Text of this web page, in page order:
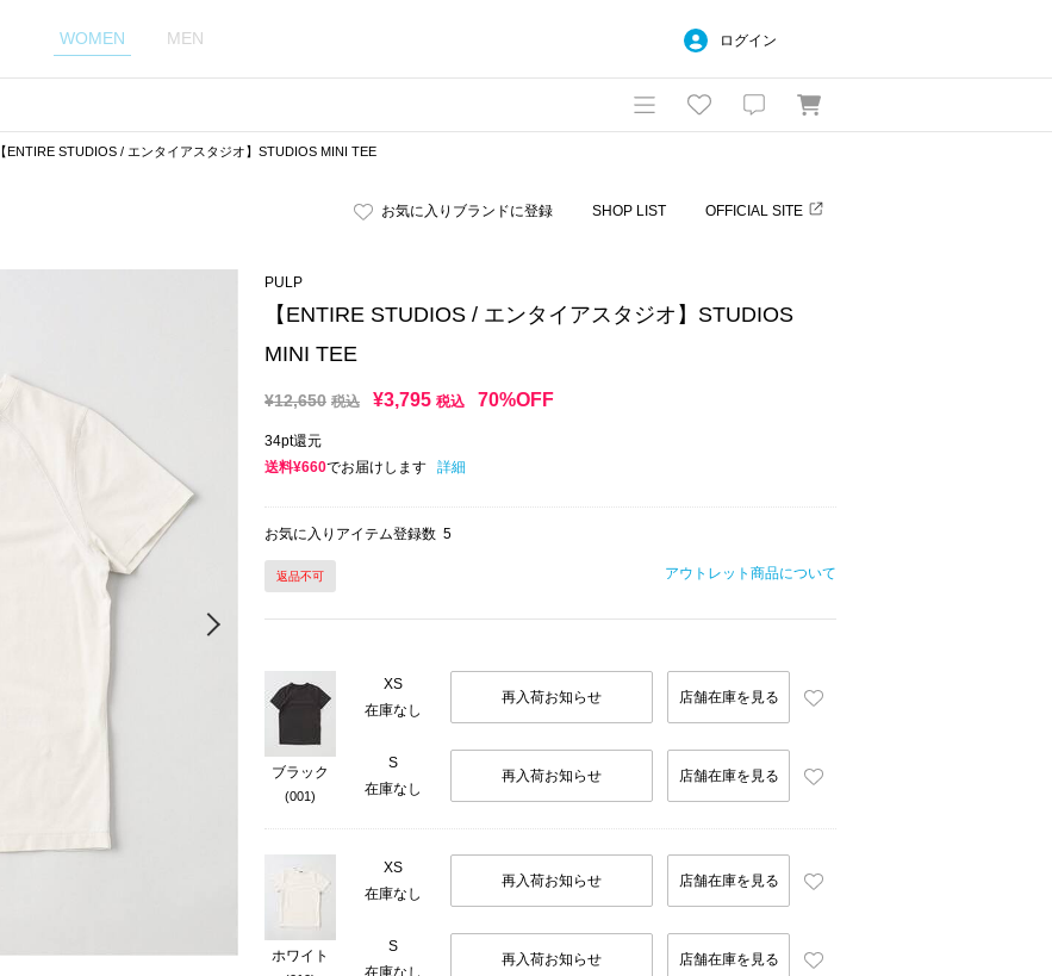
WOMEN MEN ログイン
【ENTIRE STUDIOS / エンタイアスタジオ】STUDIOS MINI TEE
お気に入りブランドに登録 SHOP LIST OFFICIAL SITE
PULP
【ENTIRE STUDIOS / エンタイアスタジオ】STUDIOS
MINI TEE
¥12,650 税込 ¥3,795 税込 70%OFF
34pt還元
送料¥660でお届けします 詳細
お気に入りアイテム登録数 5
返品不可 アウトレット商品について
ブラック
(001)
XS
在庫なし
再入荷お知らせ 店舗在庫を見る
S
在庫なし
再入荷お知らせ 店舗在庫を見る
ホワイト
XS
在庫なし
再入荷お知らせ 店舗在庫を見る
S
在庫なし
再入荷お知らせ 店舗在庫を見る